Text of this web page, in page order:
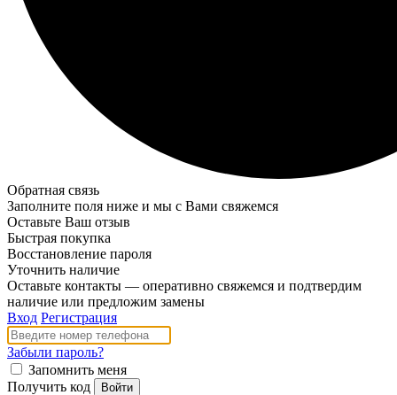
Обратная связь
Заполните поля ниже и мы с Вами свяжемся
Оставьте Ваш отзыв
Быстрая покупка
Восстановление пароля
Уточнить наличие
Оставьте контакты — оперативно свяжемся и подтвердим
наличие или предложим замены
Вход Регистрация
Забыли пароль?
Запомнить меня
Получить код